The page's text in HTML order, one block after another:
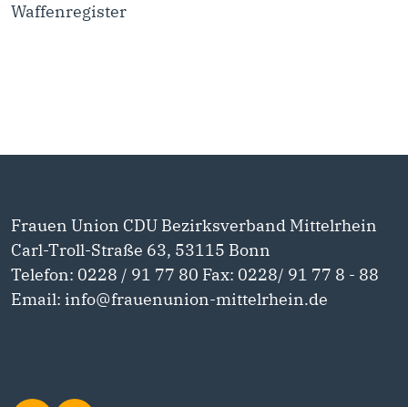
Waffenregister
Frauen Union CDU Bezirksverband Mittelrhein
Carl-Troll-Straße 63, 53115 Bonn
Telefon: 0228 / 91 77 80 Fax: 0228/ 91 77 8 - 88
Email: info@frauenunion-mittelrhein.de